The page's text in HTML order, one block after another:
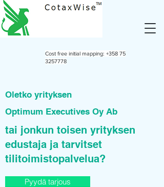
Cost free initial mapping: +358 75
3257778
Oletko yrityksen
Optimum Executives Oy Ab
tai jonkun toisen yrityksen
edustaja ja tarvitset
tilitoimistopalvelua?
Pyydä tarjous